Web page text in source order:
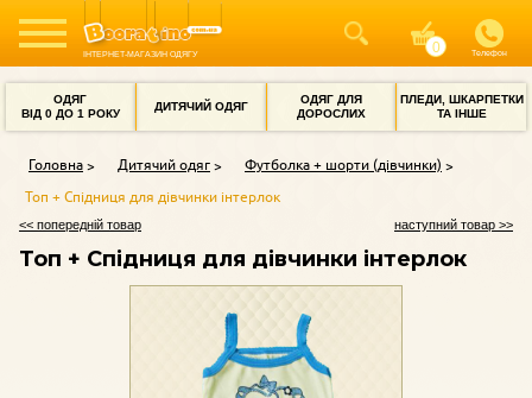
ІНТЕРНЕТ-МАГАЗИН ОДЯГУ Телефон
ОДЯГ
ВІД 0 ДО 1 РОКУ
ДИТЯЧИЙ ОДЯГ
ОДЯГ ДЛЯ
ДОРОСЛИХ
ПЛЕДИ, ШКАРПЕТКИ
ТА ІНШЕ
Головна Дитячий одяг
Футболка + шорти (дівчинки)
Топ + Спідниця для дівчинки інтерлок
<< попередній товар наступний товар >>
Топ + Спідниця для дівчинки інтерлок